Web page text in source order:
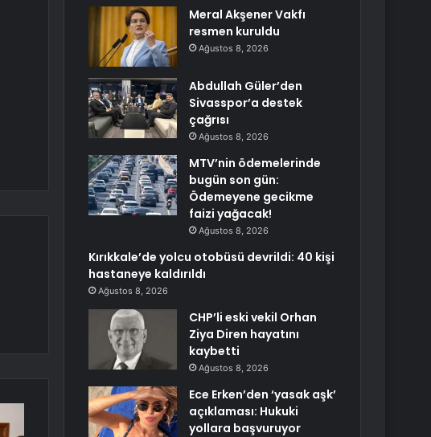
Meral Akşener Vakfı
resmen kuruldu
Ağustos 8, 2026
Abdullah Güler’den
Sivasspor’a destek
çağrısı
Ağustos 8, 2026
MTV’nin ödemelerinde
bugün son gün:
Ödemeyene gecikme
faizi yağacak!
Ağustos 8, 2026
Kırıkkale’de yolcu otobüsü devrildi: 40 kişi
hastaneye kaldırıldı
Ağustos 8, 2026
CHP’li eski vekil Orhan
Ziya Diren hayatını
kaybetti
Ağustos 8, 2026
Ece Erken’den ‘yasak aşk’
açıklaması: Hukuki
yollara başvuruyor